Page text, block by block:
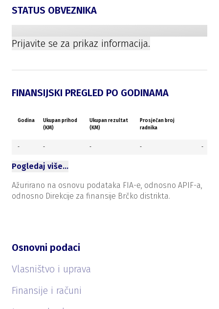
STATUS OBVEZNIKA
Prijavite se za prikaz informacija.
FINANSIJSKI PREGLED PO GODINAMA
Godina
Ukupan prihod
(KM)
Ukupan rezultat
(KM)
Prosječan broj
radnika
- - - - -
Pogledaj više…
Ažurirano na osnovu podataka FIA-e, odnosno APIF-a,
odnosno Direkcije za finansije Brčko distrikta.
Osnovni podaci
Vlasništvo i uprava
Finansije i računi